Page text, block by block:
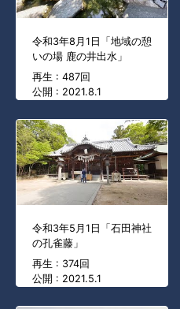
令和3年8月1日「地域の憩
いの場 鹿の井出水」
再生 : 487回
公開 : 2021.8.1
令和3年5月1日「石田神社
の孔雀藤」
再生 : 374回
公開 : 2021.5.1